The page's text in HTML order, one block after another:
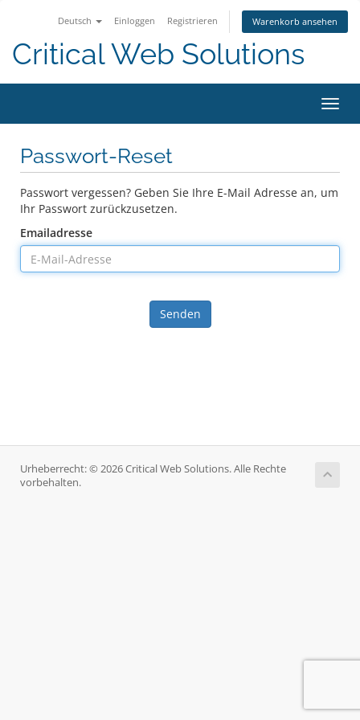
Deutsch Einloggen Registrieren Warenkorb ansehen
Critical Web Solutions
ein-/
Passwort-Reset
Passwort vergessen? Geben Sie Ihre E-Mail Adresse an, um
Ihr Passwort zurückzusetzen.
Emailadresse
Senden
Urheberrecht: © 2026 Critical Web Solutions. Alle Rechte
vorbehalten.